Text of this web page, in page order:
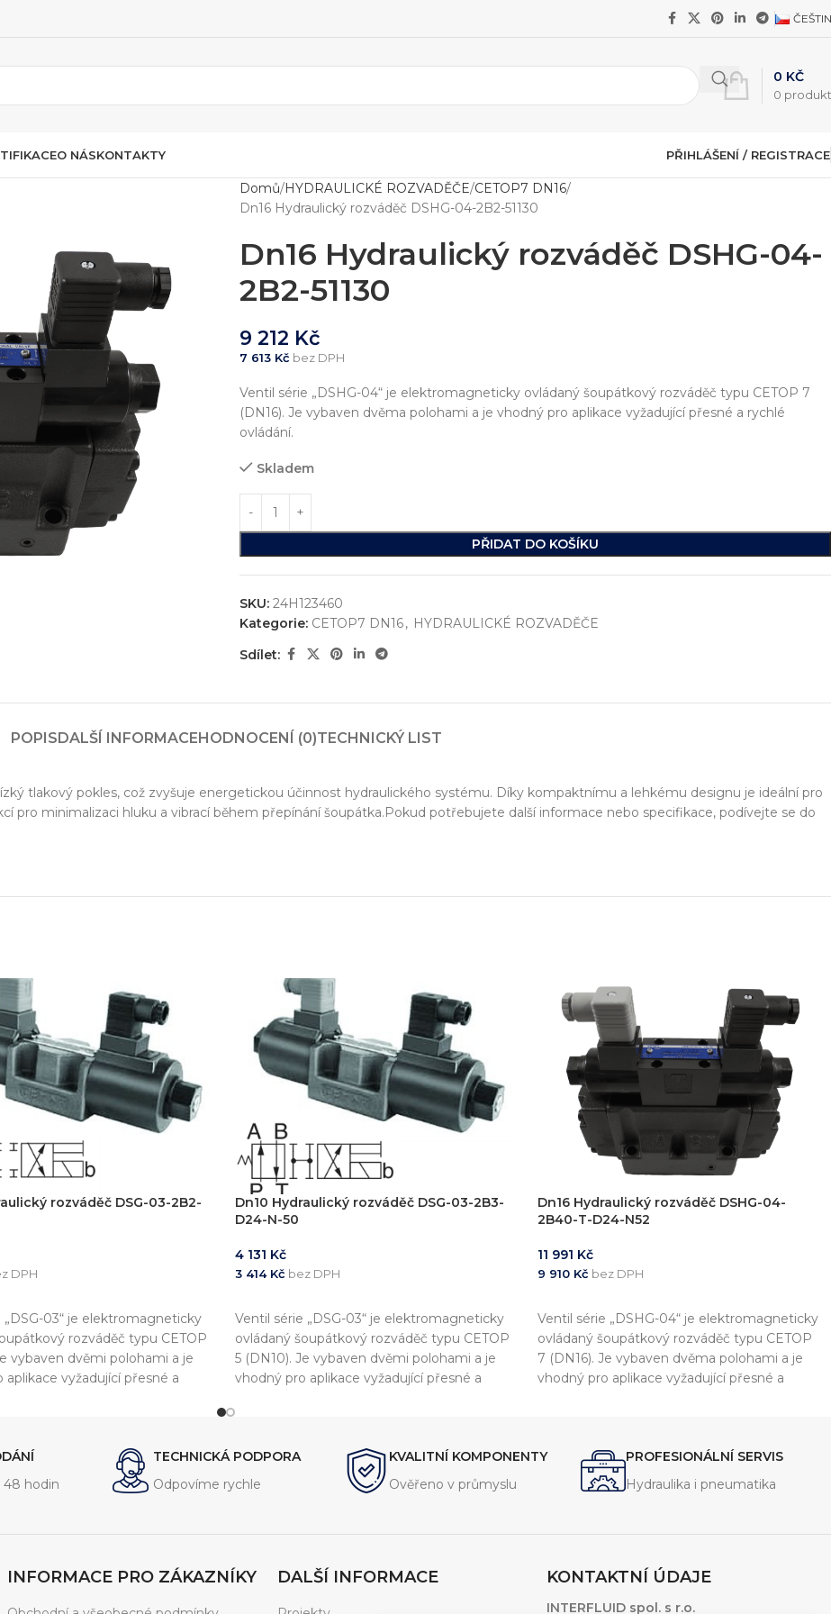
0
0 KČ
na konstrukci zakázkových zařízení, která nejsou sériově vyráběna nikde na světě.
zařízení
O NÁSKONTAKTY PŘIHLÁŠENÍ / REGISTRACE
Domů HYDRAULICKÉ ROZVADĚČE CETOP7 DN16
Dn16 Hydraulický rozváděč DSHG-04-2B2-51130
Dn16 Hydraulický rozváděč DSHG-04-
2B2-51130
9 212 Kč
7 613 Kč bez DPH
Ventil série „DSHG-04“ je elektromagneticky ovládaný šoupátkový rozváděč typu CETOP 7
(DN16). Je vybaven dvěma polohami a je vhodný pro aplikace vyžadující přesné a rychlé
ovládání.
Skladem
PŘIDAT DO KOŠÍKU
SKU: 24H123460
Kategorie: CETOP7 DN16, HYDRAULICKÉ ROZVADĚČE
Sdílet:
POPISDALŠÍ INFORMACEHODNOCENÍ (0)TECHNICKÝ LIST
tlakový pokles, což zvyšuje energetickou účinnost hydraulického systému. Díky kompaktnímu a lehkému designu je ideální pro
pro minimalizaci hluku a vibrací během přepínání šoupátka.Pokud potřebujete další informace nebo specifikace, podívejte se do
rozváděč DSG-03-2B2-
DPH
„DSG-03“ je elektromagneticky
rozváděč typu CETOP
vybaven dvěmi polohami a je
aplikace vyžadující přesné a
Dn10 Hydraulický rozváděč DSG-03-2B3-
D24-N-50
4 131 Kč
3 414 Kč bez DPH
Ventil série „DSG-03“ je elektromagneticky
ovládaný šoupátkový rozváděč typu CETOP
5 (DN10). Je vybaven dvěmi polohami a je
vhodný pro aplikace vyžadující přesné a
Dn16 Hydraulický rozváděč DSHG-04-
2B40-T-D24-N52
11 991 Kč
9 910 Kč bez DPH
Ventil série „DSHG-04“ je elektromagneticky
ovládaný šoupátkový rozváděč typu CETOP
7 (DN16). Je vybaven dvěma polohami a je
vhodný pro aplikace vyžadující přesné a
48 hodin
TECHNICKÁ PODPORA
Odpovíme rychle
KVALITNÍ KOMPONENTY
Ověřeno v průmyslu
PROFESIONÁLNÍ SERVIS
Hydraulika i pneumatika
INFORMACE PRO ZÁKAZNÍKY DALŠÍ INFORMACE KONTAKTNÍ ÚDAJE
INTERFLUID spol. s r.o.